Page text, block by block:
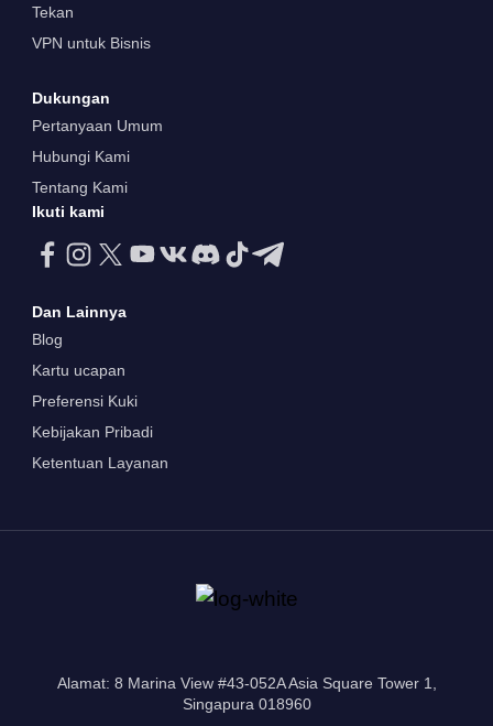
Tekan
VPN untuk Bisnis
Dukungan
Pertanyaan Umum
Hubungi Kami
Tentang Kami
Ikuti kami
Dan Lainnya
Blog
Kartu ucapan
Preferensi Kuki
Kebijakan Pribadi
Ketentuan Layanan
Alamat: 8 Marina View #43-052A Asia Square Tower 1,
Singapura 018960